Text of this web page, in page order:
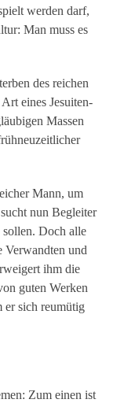
werden darf,
Man muss es
des reichen
eines Jesuiten-
Massen
Mann, um
nun Begleiter
Doch alle
Verwandten und
ihm die
guten Werken
er sich reumütig
Zum einen ist